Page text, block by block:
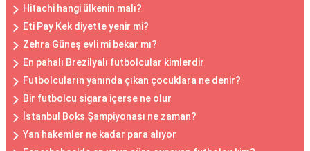
Hitachi hangi ülkenin malı?
Eti Pay Kek diyette yenir mi?
Zehra Güneş evli mi bekar mı?
En pahalı Brezilyalı futbolcular kimlerdir
Futbolcuların yanında çıkan çocuklara ne denir?
Bir futbolcu sigara içerse ne olur
İstanbul Boks Şampiyonası ne zaman?
Yan hakemler ne kadar para alıyor